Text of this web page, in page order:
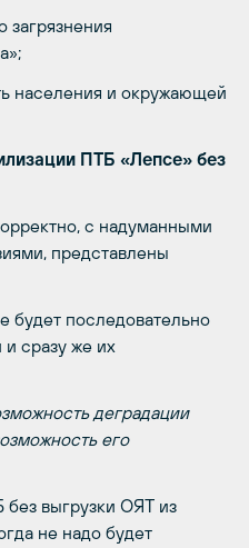
населения и окружающей
ПТБ «Лепсе» без
с надуманными
представлены
будет последовательно
и сразу же их
деградации
его
без выгрузки ОЯТ из
не надо будет